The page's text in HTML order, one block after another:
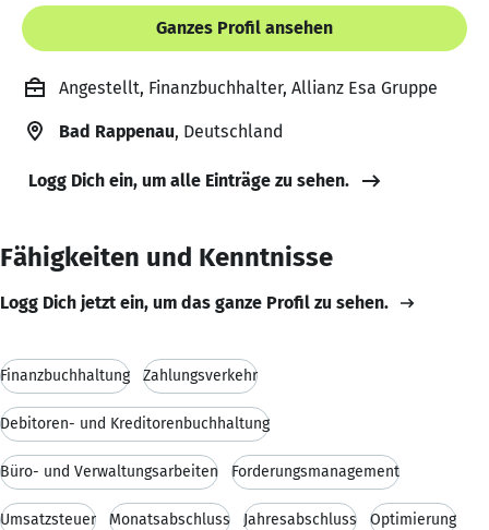
Ganzes Profil ansehen
Angestellt, Finanzbuchhalter, Allianz Esa Gruppe
Bad Rappenau, Deutschland
Logg Dich ein, um alle Einträge zu sehen.
Fähigkeiten und Kenntnisse
Logg Dich jetzt ein, um das ganze Profil zu sehen.
Finanzbuchhaltung Zahlungsverkehr
Debitoren- und Kreditorenbuchhaltung
Büro- und Verwaltungsarbeiten Forderungsmanagement
Umsatzsteuer Monatsabschluss Jahresabschluss Optimierung